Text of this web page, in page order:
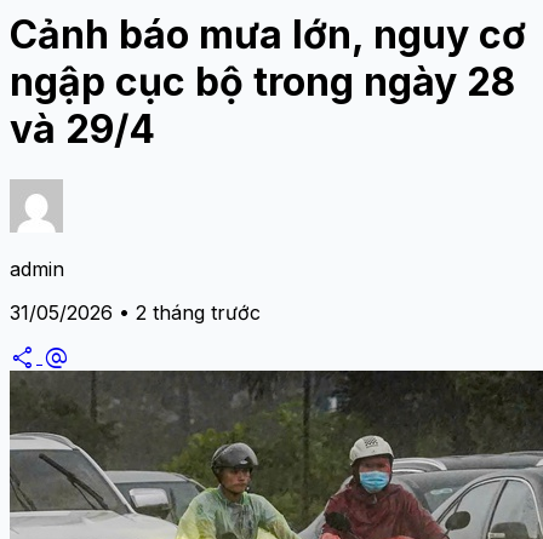
Cảnh báo mưa lớn, nguy cơ
ngập cục bộ trong ngày 28
và 29/4
admin
31/05/2026 • 2 tháng trước
share alternate_email